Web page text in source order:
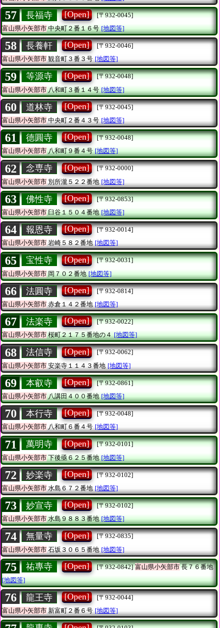
57 長福寺 [Open]
[〒932-0045]
富山県小矢部市中央町２番１６号 [地図等]
58 長養軒 [Open]
[〒932-0046]
富山県小矢部市観音町３番３号 [地図等]
59 等源寺 [Open]
[〒932-0048]
富山県小矢部市八和町３番１４号 [地図等]
60 道林寺 [Open]
[〒932-0045]
富山県小矢部市中央町２番４３号 [地図等]
61 德圓寺 [Open]
[〒932-0048]
富山県小矢部市八和町９番４号 [地図等]
62 念専寺 [Open]
[〒932-0000]
富山県小矢部市 別所瀧５２２番地 [地図等]
63 佛性寺 [Open]
[〒932-0853]
富山県小矢部市臼谷１５０４番地 [地図等]
64 報恩寺 [Open]
[〒932-0014]
富山県小矢部市岩崎５８２番地 [地図等]
65 宝性寺 [Open]
[〒932-0031]
富山県小矢部市岡７０２番地 [地図等]
66 法圓寺 [Open]
[〒932-0814]
富山県小矢部市赤倉１４２番地 [地図等]
67 法楽寺 [Open]
[〒932-0022]
富山県小矢部市桜町２１７５番地の４ [地図等]
68 法信寺 [Open]
[〒932-0062]
富山県小矢部市 安楽寺１１４３番地 [地図等]
69 本叡寺 [Open]
[〒932-0861]
富山県小矢部市八講田４００番地 [地図等]
70 本行寺 [Open]
[〒932-0048]
富山県小矢部市八和町６番４号 [地図等]
71 萬明寺 [Open]
[〒932-0101]
富山県小矢部市下後亟６２５番地 [地図等]
72 妙楽寺 [Open]
[〒932-0102]
富山県小矢部市水島６７２番地 [地図等]
73 妙宣寺 [Open]
[〒932-0102]
富山県小矢部市水島９８８３番地 [地図等]
74 無量寺 [Open]
[〒932-0835]
富山県小矢部市 石坂３０６５番地 [地図等]
75 祐專寺 [Open] [〒932-0842] 富山県小矢部市長７６番地
[地図等]
76 龍王寺 [Open]
[〒932-0044]
富山県小矢部市新富町２番６号 [地図等]